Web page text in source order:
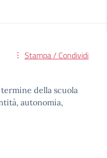
Stampa / Condividi
della scuola
autonomia,